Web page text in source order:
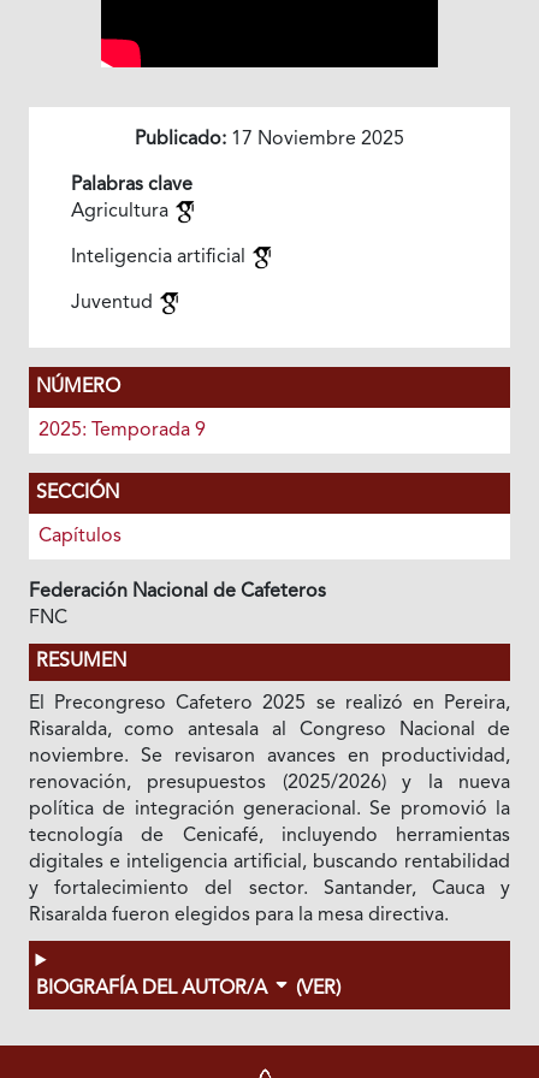
Publicado: 17 Noviembre 2025
Palabras clave
Agricultura
Inteligencia artificial
Juventud
NÚMERO
2025: Temporada 9
SECCIÓN
Capítulos
Federación Nacional de Cafeteros
FNC
RESUMEN
El Precongreso Cafetero 2025 se realizó en Pereira,
Risaralda, como antesala al Congreso Nacional de
noviembre. Se revisaron avances en productividad,
renovación, presupuestos (2025/2026) y la nueva
política de integración generacional. Se promovió la
tecnología de Cenicafé, incluyendo herramientas
digitales e inteligencia artificial, buscando rentabilidad
y fortalecimiento del sector. Santander, Cauca y
Risaralda fueron elegidos para la mesa directiva.
BIOGRAFÍA DEL AUTOR/A (VER)